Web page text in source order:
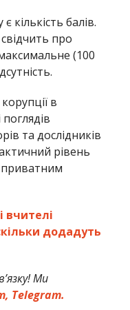
кількість балів.
про
(100
в
та дослідників
рівень
приватним
вчителі
додадуть
Ми
Telegram.